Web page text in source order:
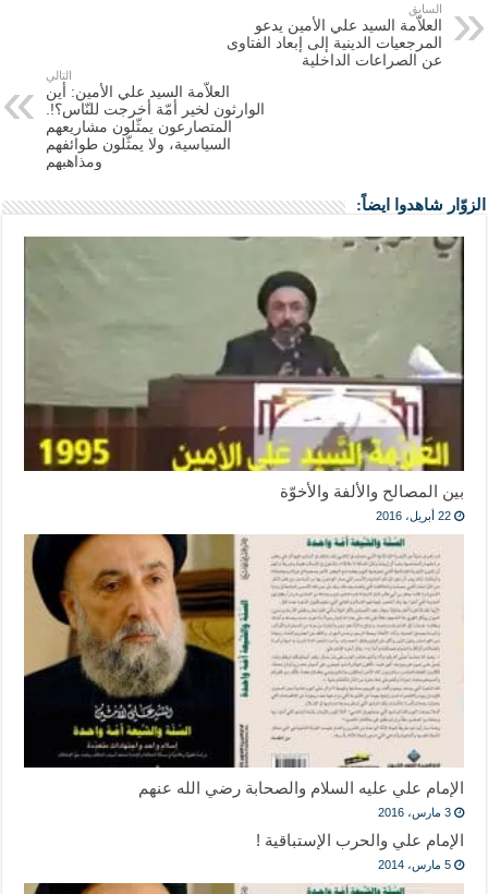
السابق
العلاّمة السيد علي الأمين يدعو
المرجعيات الدينية إلى إبعاد الفتاوى
عن الصراعات الداخلية
التالي
العلاّمة السيد علي الأمين: أين
الوارثون لخير أمّة أخرجت للنّاس؟!.
المتصارعون يمثّلون مشاريعهم
السياسية، ولا يمثّلون طوائفهم
ومذاهبهم
الزوّار شاهدوا ايضاً:
بين المصالح والألفة والأخوّة
22 أبريل، 2016
الإمام علي عليه السلام والصحابة رضي الله عنهم
3 مارس، 2016
الإمام علي والحرب الإستباقية !
5 مارس، 2014